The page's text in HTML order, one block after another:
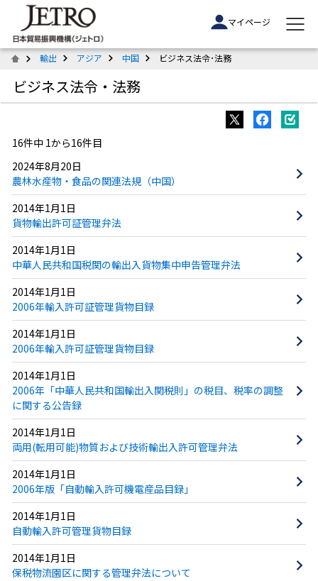
マイページ
輸出 アジア 中国 ビジネス法令･法務
ビジネス法令・法務
16件中 1から16件目
2024年8月20日
農林水産物・食品の関連法規（中国）
2014年1月1日
貨物輸出許可証管理弁法
2014年1月1日
中華人民共和国税関の輸出入貨物集中申告管理弁法
2014年1月1日
2006年輸入許可証管理貨物目録
2014年1月1日
2006年輸入許可証管理貨物目録
2014年1月1日
2006年「中華人民共和国輸出入関税則」の税目、税率の調整
に関する公告録
2014年1月1日
両用(転用可能)物質および技術輸出入許可管理弁法
2014年1月1日
2006年版「自動輸入許可機電産品目録」
2014年1月1日
自動輸入許可管理貨物目録
2014年1月1日
保税物流園区に関する管理弁法について